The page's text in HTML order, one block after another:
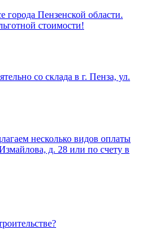
города Пензенской области.
стоимости!
со склада в г. Пенза, ул.
несколько видов оплаты
д. 28 или по счету в